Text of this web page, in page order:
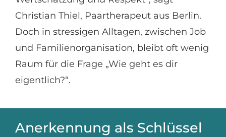
Christian Thiel, Paartherapeut aus Berlin.
Doch in stressigen Alltagen, zwischen Job
und Familienorganisation, bleibt oft wenig
Raum für die Frage „Wie geht es dir
eigentlich?“.
Anerkennung als Schlüssel